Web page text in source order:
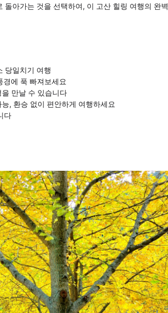
아가는 것을 선택하여, 이 고산 힐링 여행의 완벽
당일치기 여행
에 푹 빠져보세요
만날 수 있습니다
, 환승 없이 편안하게 여행하세요
다